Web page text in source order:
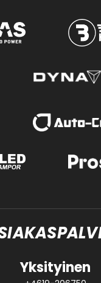
Yksityinen